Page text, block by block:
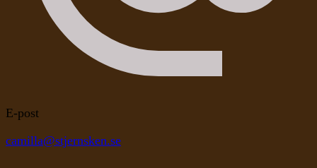
E-post
camilla@stjernsken.se